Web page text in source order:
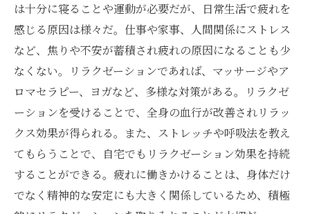
は十分に寝ることや運動が必要だが、日常生活で疲れを
感じる原因は様々だ。仕事や家事、人間関係にストレス
など、焦りや不安が蓄積され疲れの原因になることも少
なくない。リラクゼーションであれば、マッサージやア
ロマセラピー、ヨガなど、多様な対策がある。リラクゼ
ーションを受けることで、全身の血行が改善されリラッ
クス効果が得られる。また、ストレッチや呼吸法を教え
てもらうことで、自宅でもリラクゼーション効果を持続
することができる。疲れに働きかけることは、身体だけ
でなく精神的な安定にも大きく関係しているため、積極